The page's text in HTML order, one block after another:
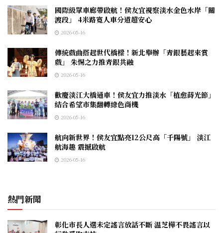
國際級單車廊帶啟航！侯友宜視察淡水金色水岸「關
渡段」 4米路寬人車分道超安心
2026-05-16
傳統戲曲搭起世代橋樑！新北舉辦「青銀藝起來賞
戲」 朱惕之力推青銀共融
2026-05-16
歡慶淡江大橋通車！侯友宜力推淡水「植愈蒔光節」
結合希望市集翻轉綠色商機
2026-05-16
航向新世界！侯友宜點亮12公尺高「千陽號」 淡江
航海趣 震撼啟航
2026-05-16
熱門新聞
彰化市長人選未定謠言放話不斷 温芝樺不畏謠言以